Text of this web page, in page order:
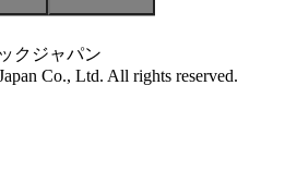
クジャパン
Co., Ltd. All rights reserved.